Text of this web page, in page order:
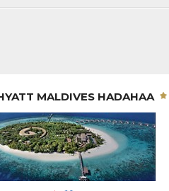
MALDIVES HADAHAA